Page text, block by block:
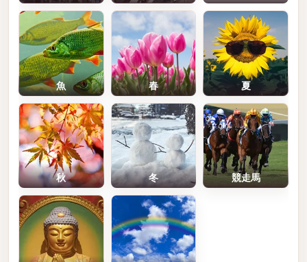
魚 春 夏
秋 冬 競走馬